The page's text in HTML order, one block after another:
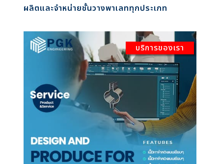
ผลิตและจำหน่ายชั้นวางพาเลททุกประเภท
บริการของเรา